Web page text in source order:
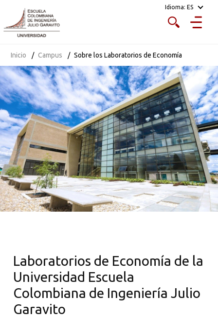
Idioma: ES
Inicio Campus Sobre los Laboratorios de Economía
Laboratorios de Economía de la
Universidad Escuela
Colombiana de Ingeniería Julio
Garavito